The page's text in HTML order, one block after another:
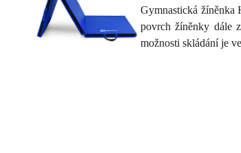
Gymnastická
povrch žíněnky dále
možnosti skládání je